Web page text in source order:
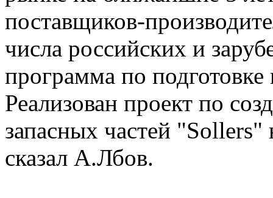
поставщиков-
числа российских и
программа по подготовке
Реализован проект по
запасных частей
сказал А.Лбов.